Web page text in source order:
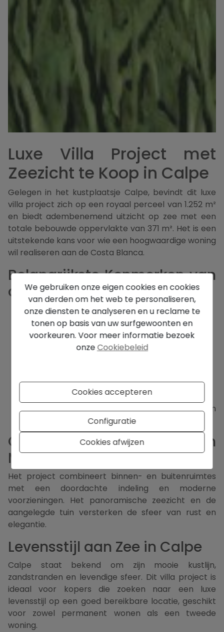
Luxe Villa Project met
Zeezicht te Koop in Calpe
Gelegen in het kustplaatsje Calpe, bevindt dit luxe
villa project zich op een royaal perceel van 1.252 m²
en biedt adembenemend uitzicht op zee met een
totale bebouwde oppervlakte van 371 m². Het is een
uitstekende kans voor wie een hoogwaardige woning
wil realiseren aan de Costa Blanca.
Belangrijkste Kenmerken van
dit Villa Project in Calpe
Perceelgrootte: 1.252 m²
Totale bebouwde oppervlakte: 371 m²
Zeezicht
4 slaapkamers en 3 badkamers
1 gastentoilet
Zwembad en terras
Centrale verwarming, airconditioning en
dubbele beglazing
Ontworpen voor Comfort en
Mediterraan Leven
Het project combineert binnen- en buitenruimtes
met een doordachte indeling en moderne
voorzieningen. Het panoramische zeezicht en de
aangelegde tuin versterken de sfeer van rust en
elegantie.
Levensstijl aan Zee in Calpe
Calpe staat bekend om zijn mooie kustlijn,
zandstranden en levendige sfeer. Dit villa project is
ideaal voor kopers die zoeken naar een luxe
levensstijl op een goed bereikbare locatie, geschikt
voor zowel permanent wonen als een tweede
woning.
We gebruiken onze eigen cookies en cookies
van derden om het web te personaliseren,
onze diensten te analyseren en u reclame te
tonen op basis van uw surfgewoonten en
voorkeuren. Voor meer informatie bezoek
onzeCookiebeleid
Cookies accepteren
Configuratie
Cookies afwijzen